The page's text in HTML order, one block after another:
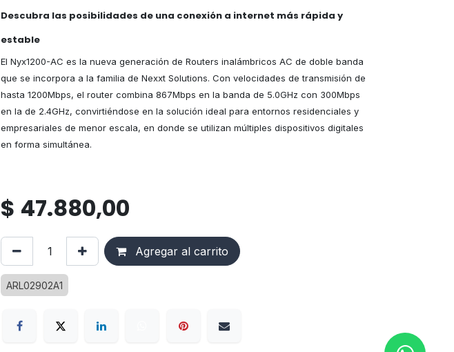
Descubra las posibilidades de una conexión a internet más rápida y
estable
El Nyx1200-AC es la nueva generación de Routers inalámbricos AC de doble banda
que se incorpora a la familia de Nexxt Solutions. Con velocidades de transmisión de
hasta 1200Mbps, el router combina 867Mbps en la banda de 5.0GHz con 300Mbps
en la de 2.4GHz, convirtiéndose en la solución ideal para entornos residenciales y
empresariales de menor escala, en donde se utilizan múltiples dispositivos digitales
en forma simultánea.
$ 47.880,00
Agregar al carrito
ARL02902A1